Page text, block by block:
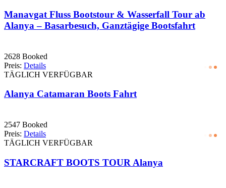
Manavgat Fluss Bootstour & Wasserfall Tour ab
Alanya – Basarbesuch, Ganztägige Bootsfahrt
2628 Booked
Preis: Details
TÄGLICH VERFÜGBAR
Alanya Catamaran Boots Fahrt
2547 Booked
Preis: Details
TÄGLICH VERFÜGBAR
STARCRAFT BOOTS TOUR Alanya